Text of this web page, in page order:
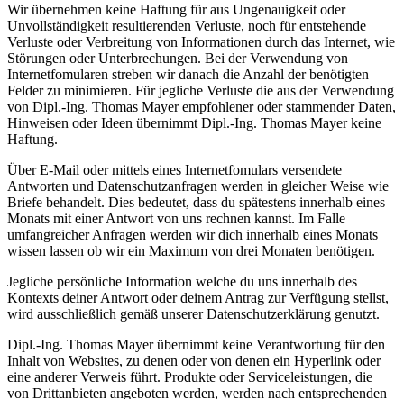
Wir übernehmen keine Haftung für aus Ungenauigkeit oder
Unvollständigkeit resultierenden Verluste, noch für entstehende
Verluste oder Verbreitung von Informationen durch das Internet, wie
Störungen oder Unterbrechungen. Bei der Verwendung von
Internetfomularen streben wir danach die Anzahl der benötigten
Felder zu minimieren. Für jegliche Verluste die aus der Verwendung
von Dipl.-Ing. Thomas Mayer empfohlener oder stammender Daten,
Hinweisen oder Ideen übernimmt Dipl.-Ing. Thomas Mayer keine
Haftung.
Über E-Mail oder mittels eines Internetfomulars versendete
Antworten und Datenschutzanfragen werden in gleicher Weise wie
Briefe behandelt. Dies bedeutet, dass du spätestens innerhalb eines
Monats mit einer Antwort von uns rechnen kannst. Im Falle
umfangreicher Anfragen werden wir dich innerhalb eines Monats
wissen lassen ob wir ein Maximum von drei Monaten benötigen.
Jegliche persönliche Information welche du uns innerhalb des
Kontexts deiner Antwort oder deinem Antrag zur Verfügung stellst,
wird ausschließlich gemäß unserer Datenschutzerklärung genutzt.
Dipl.-Ing. Thomas Mayer übernimmt keine Verantwortung für den
Inhalt von Websites, zu denen oder von denen ein Hyperlink oder
eine anderer Verweis führt. Produkte oder Serviceleistungen, die
von Drittanbieten angeboten werden, werden nach entsprechenden